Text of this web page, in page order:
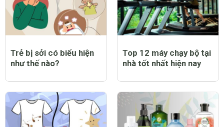
Trẻ bị sởi có biểu hiện
như thế nào?
Top 12 máy chạy bộ tại
nhà tốt nhất hiện nay